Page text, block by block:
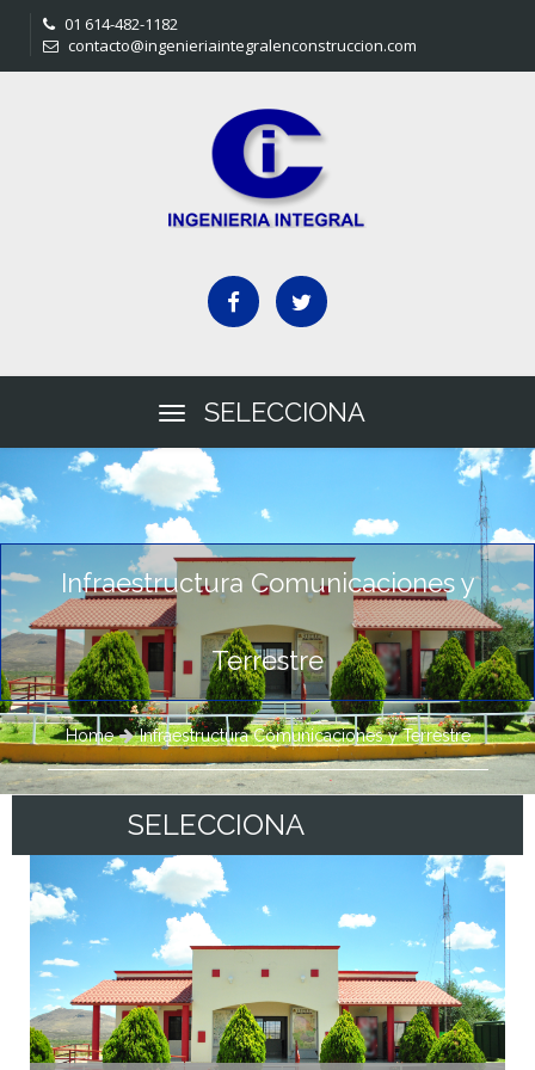
01 614-482-1182
contacto@ingenieriaintegralenconstruccion.com
Infraestructura Comunicaciones y
Terrestre
Home Infraestructura Comunicaciones y Terrestre